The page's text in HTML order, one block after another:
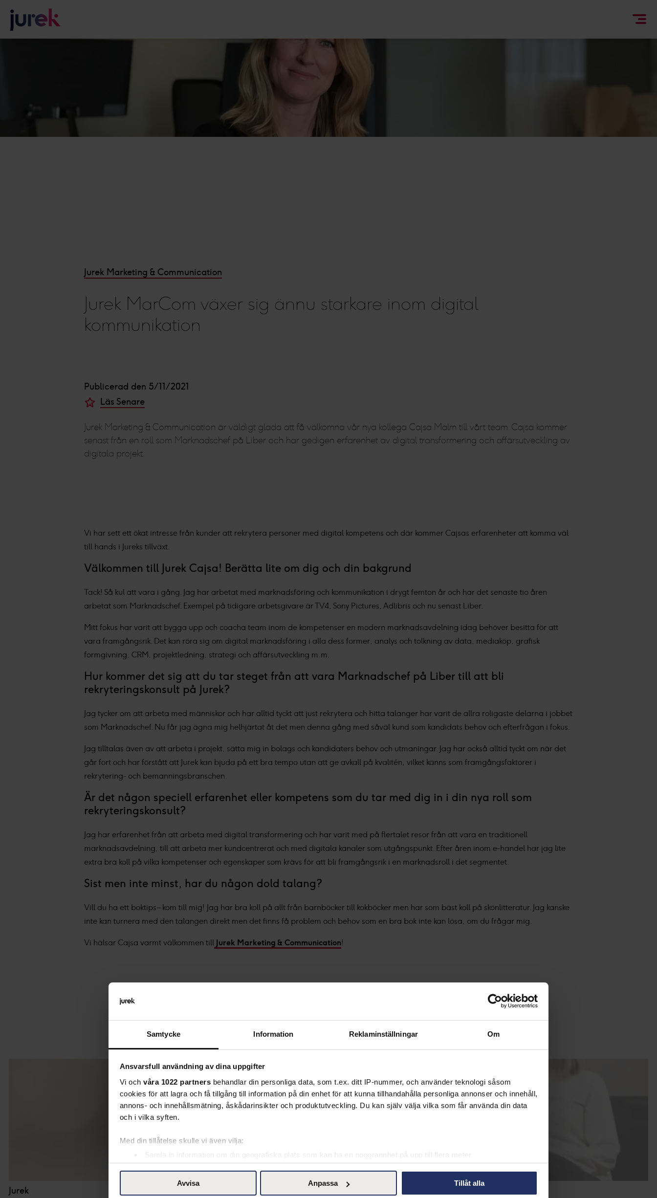
Samtycke Information Reklaminställningar Om
Ansvarsfull användning av dina uppgifter
Vi och våra 1022 partners behandlar din personliga data, som t.ex. ditt IP-nummer, och använder teknologi såsom
cookies för att lagra och få tillgång till information på din enhet för att kunna tillhandahålla personliga annonser och innehåll,
annons- och innehållsmätning, åskådarinsikter och produktutveckling. Du kan själv välja vilka som får använda din data
och i vilka syften.
Med din tillåtelse skulle vi även vilja:
Samla in information om din geografiska plats som kan ha en noggrannhet på upp till flera meter
Ta reda på mer om hur dina personliga uppgifter behandlas och ställ in dina preferenser i
detaljsektionen. Du kan ändra
eller dra tillbaka ditt samtycke när som helst från cookie-förklaringen.
Avvisa Anpassa Tillåt alla
Jurek Marketing & Communication
Jurek MarCom växer sig ännu starkare inom digital
kommunikation
Publicerad den 5/11/2021
Läs Senare
Jurek Marketing & Communication är väldigt glada att få välkomna vår nya kollega Cajsa Malm till vårt team. Cajsa kommer
senast från en roll som Marknadschef på Liber och har gedigen erfarenhet av digital transformering och affärsutveckling av
digitala projekt.
Vi har sett ett ökat intresse från kunder att rekrytera personer med digital kompetens och där kommer Cajsas erfarenheter att komma väl
till hands i Jureks tillväxt.
Välkommen till Jurek Cajsa! Berätta lite om dig och din bakgrund
Tack! Så kul att vara i gång. Jag har arbetat med marknadsföring och kommunikation i drygt femton år och har det senaste tio åren
arbetat som Marknadschef. Exempel på tidigare arbetsgivare är TV4, Sony Pictures, Adlibris och nu senast Liber.
Mitt fokus har varit att bygga upp och coacha team inom de kompetenser en modern marknadsavdelning idag behöver besitta för att
vara framgångsrik. Det kan röra sig om digital marknadsföring i alla dess former, analys och tolkning av data, mediaköp, grafisk
formgivning, CRM, projektledning, strategi och affärsutveckling m.m.
Hur kommer det sig att du tar steget från att vara Marknadschef på Liber till att bli
rekryteringskonsult på Jurek?
Jag tycker om att arbeta med människor och har alltid tyckt att just rekrytera och hitta talanger har varit de allra roligaste delarna i jobbet
som Marknadschef. Nu får jag ägna mig helhjärtat åt det men denna gång med såväl kund som kandidats behov och efterfrågan i fokus.
Jag tilltalas även av att arbeta i projekt, sätta mig in bolags och kandidaters behov och utmaningar. Jag har också alltid tyckt om när det
går fort och har förstått att Jurek kan bjuda på ett bra tempo utan att ge avkall på kvalitén, vilket känns som framgångsfaktorer i
rekrytering- och bemanningsbranschen.
Är det någon speciell erfarenhet eller kompetens som du tar med dig in i din nya roll som
rekryteringskonsult?
Jag har erfarenhet från att arbeta med digital transformering och har varit med på flertalet resor från att vara en traditionell
marknadsavdelning, till att arbeta mer kundcentrerat och med digitala kanaler som utgångspunkt. Efter åren inom e-handel har jag lite
extra bra koll på vilka kompetenser och egenskaper som krävs för att bli framgångsrik i en marknadsroll i det segmentet.
Sist men inte minst, har du någon dold talang?
Vill du ha ett boktips – kom till mig! Jag har bra koll på allt från barnböcker till kokböcker men har som bäst koll på skönlitteratur. Jag kanske
inte kan turnera med den talangen direkt men det finns få problem och behov som en bra bok inte kan lösa, om du frågar mig.
Vi hälsar Cajsa varmt välkommen till Jurek Marketing & Communication!
Relaterade inlägg
Jurek